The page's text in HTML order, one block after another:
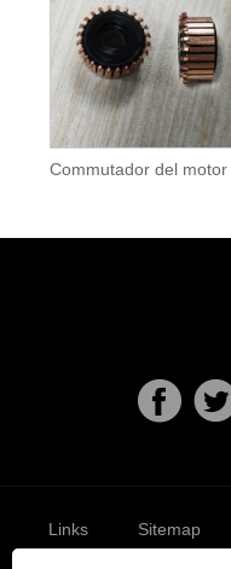
Links Sitemap